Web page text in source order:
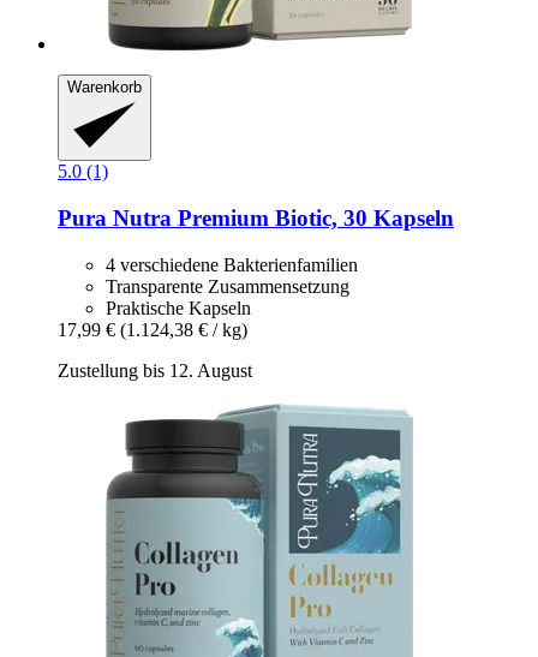
Warenkorb
5.0 (1)
Pura Nutra Premium Biotic, 30 Kapseln
4 verschiedene Bakterienfamilien
Transparente Zusammensetzung
Praktische Kapseln
17,99 € (1.124,38 € / kg)
Zustellung bis 12. August